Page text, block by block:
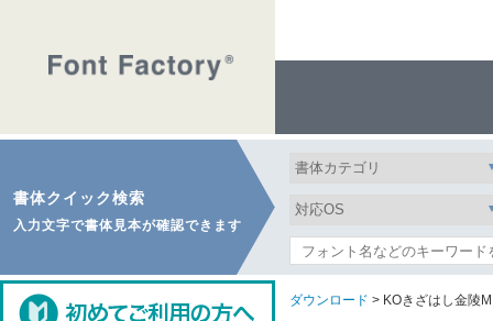
書体クイック検索
入力文字で書体見本が確認できます
ダウンロード > KOきざはし金陵M